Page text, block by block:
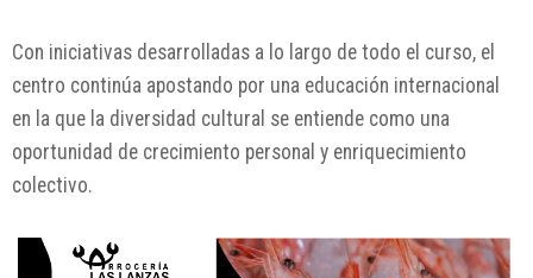
Con iniciativas desarrolladas a lo largo de todo el curso, el
centro continúa apostando por una educación internacional
en la que la diversidad cultural se entiende como una
oportunidad de crecimiento personal y enriquecimiento
colectivo.